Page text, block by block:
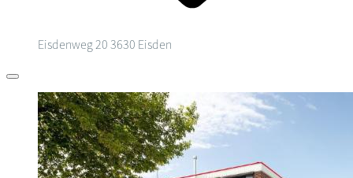
Eisdenweg 20 3630 Eisden